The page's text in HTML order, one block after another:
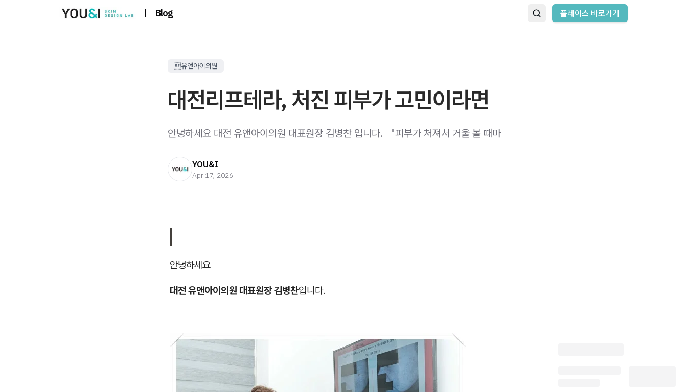
| Blog 플레이스 바로가기
유앤아이의원
대전리프테라, 처진 피부가 고민이라면
안녕하세요 대전 유앤아이의원 대표원장 김병찬 입니다. ​ ​ "피부가 처져서 거울 볼 때마
YOU&I
Apr 17, 2026
안녕하세요
대전 유앤아이의원 대표원장 김병찬입니다.